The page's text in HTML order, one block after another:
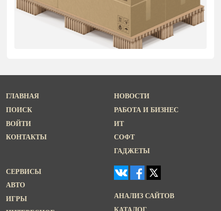
ГЛАВНАЯ
ПОИСК
ВОЙТИ
КОНТАКТЫ
НОВОСТИ
РАБОТА И БИЗНЕС
ИТ
СОФТ
ГАДЖЕТЫ
СЕРВИСЫ
АВТО
ИГРЫ
АНАЛИЗ САЙТОВ